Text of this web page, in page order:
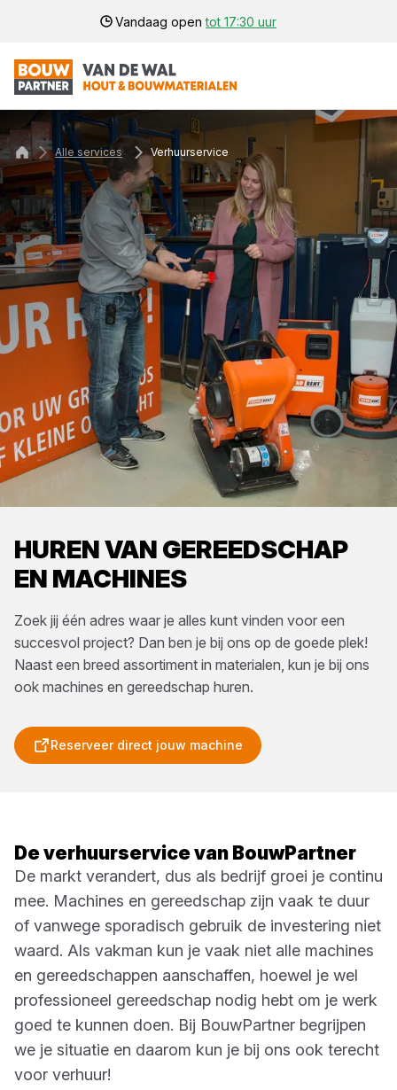
Vandaag opentot 17:30 uur
HUREN VAN GEREEDSCHAP
EN MACHINES
Zoek jij één adres waar je alles kunt vinden voor een
succesvol project? Dan ben je bij ons op de goede plek!
Naast een breed assortiment in materialen, kun je bij ons
ook machines en gereedschap huren.
Reserveer direct jouw machine
Alle services Verhuurservice
De verhuurservice van BouwPartner
De markt verandert, dus als bedrijf groei je continu
mee. Machines en gereedschap zijn vaak te duur
of vanwege sporadisch gebruik de investering niet
waard. Als vakman kun je vaak niet alle machines
en gereedschappen aanschaffen, hoewel je wel
professioneel gereedschap nodig hebt om je werk
goed te kunnen doen. Bij BouwPartner begrijpen
we je situatie en daarom kun je bij ons ook terecht
voor verhuur!